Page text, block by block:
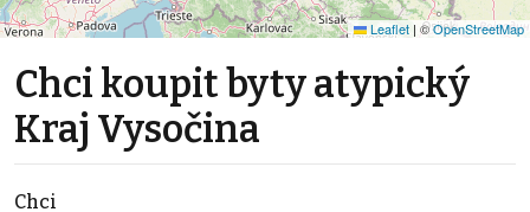
Leaflet | ©OpenStreetMap
Chci koupit byty atypický
Kraj Vysočina
Chci